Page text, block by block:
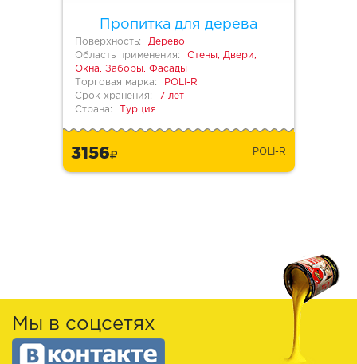
Пропитка для дерева
Поверхность:
Дерево
Область применения:
Стены, Двери,
Окна, Заборы, Фасады
Торговая марка:
POLI-R
Срок хранения:
7 лет
Страна:
Турция
3156 POLI-R
Мы в соцсетях